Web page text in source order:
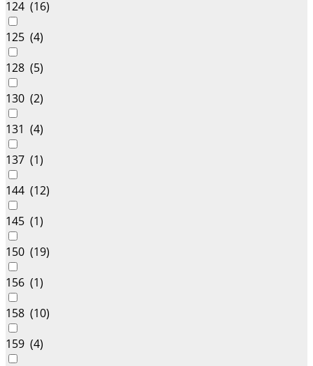
124 (16)
125 (4)
128 (5)
130 (2)
131 (4)
137 (1)
144 (12)
145 (1)
150 (19)
156 (1)
158 (10)
159 (4)